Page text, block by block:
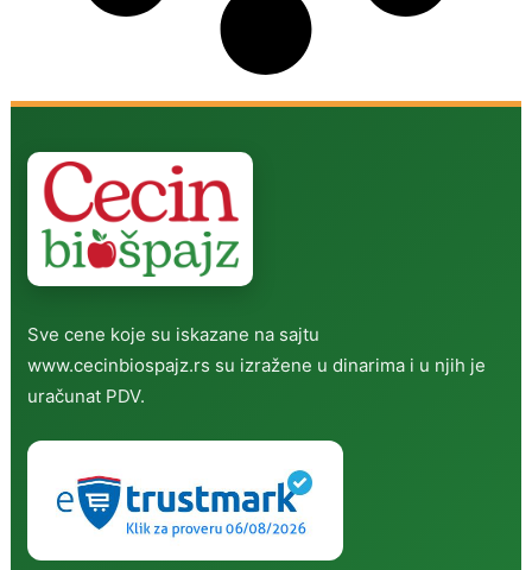
Sve cene koje su iskazane na sajtu
www.cecinbiospajz.rs su izražene u dinarima i u njih je
uračunat PDV.